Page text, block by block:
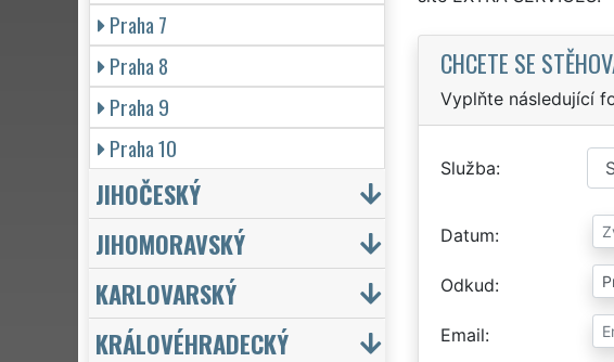
CHCETE SE
Vyplňte následující
Služba
Datum
Odkud
Email
Praha 7
Praha 8
Praha 9
Praha 10
JIHOČESKÝ
JIHOMORAVSKÝ
KARLOVARSKÝ
KRÁLOVÉHRADECKÝ